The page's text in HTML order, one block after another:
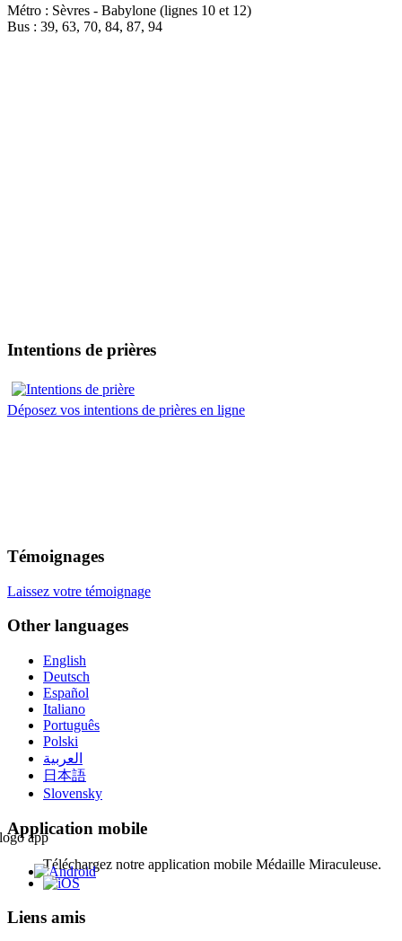
Métro : Sèvres - Babylone (lignes 10 et 12)
Bus : 39, 63, 70, 84, 87, 94
Intentions de prières
Déposez vos intentions de prières en ligne
Témoignages
Laissez votre témoignage
Other languages
English
Deutsch
Español
Italiano
Português
Polski
العربية
日本語
Slovensky
Application mobile
Téléchargez notre application mobile Médaille Miraculeuse.
Liens amis